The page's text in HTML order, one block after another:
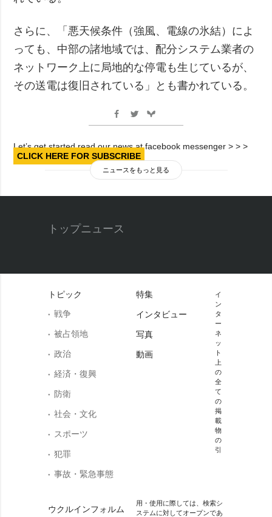
さらに、「悪天候条件（強風、電線の氷結）によ
っても、中部の諸地域では、配分システム業者の
ネットワーク上に局地的な停電も生じているが、
その送電は復旧されている」とも書かれている。
Let’s get started read our news at facebook messenger > > >
CLICK HERE FOR SUBSCRIBE
ニュースをもっと見る
トップニュース
トピック
戦争
被占領地
政治
経済・復興
防衛
社会・文化
スポーツ
犯罪
事故・緊急事態
ウクルインフォルム
特集
インタビュー
写真
動画
イ
ン
タ
ー
ネ
ッ
ト
上
の
全
て
の
掲
載
物
の
引
用・使用に際しては、検索シ
ステムに対してオープンであ